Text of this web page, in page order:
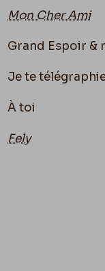
Lieu de
Rops, Les
Mon Cher Ami
Grand Espoir &
Je te
À toi
Fely